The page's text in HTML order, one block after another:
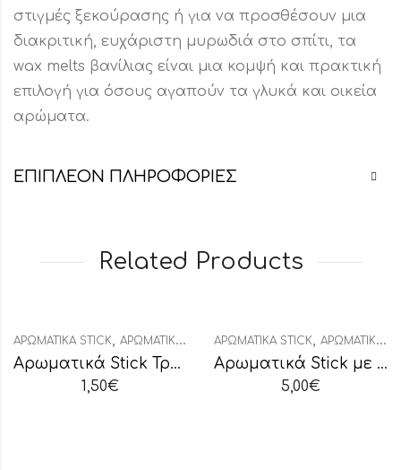
στιγμές ξεκούρασης ή για να προσθέσουν μια
διακριτική, ευχάριστη μυρωδιά στο σπίτι, τα
wax melts βανίλιας είναι μια κομψή και πρακτική
επιλογή για όσους αγαπούν τα γλυκά και οικεία
αρώματα.
ΕΠΙΠΛΈΟΝ ΠΛΗΡΟΦΟΡΊΕΣ
Related Products
ΑΡΩΜΑΤΙΚΆ STICK, ΑΡΩΜΑΤΙΚΆ ΧΏΡΟΥ ,ΔΙΑΚΟΣΜΗΤΙΚΆ
Αρωματικά Stick Τροπικά Λουλούδια
1,50€
ΑΡΩΜΑΤΙΚΆ STICK, ΑΡΩΜΑΤΙΚΆ ΧΏΡΟΥ
Αρωματικά Stick με Βάση “Γιασεμί”
5,00€